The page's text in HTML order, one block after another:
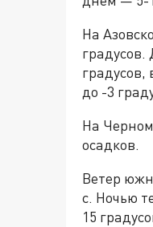
На
градусов,
до -3
На
осадков.
Ветер
с. Ночью
15